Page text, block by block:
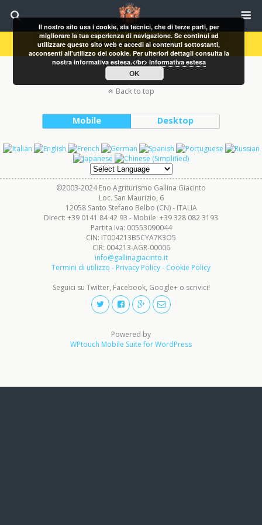
Categories ›Eventi
Back to top
Mobile Desktop
©2003-2024 Eno Agriturismo Gallina Giacinto
Loc. San Maurizio, 6
12058 Santo Stefano Belbo (CN) - ITALIA
Direct: +39 0141 84 42 93 - Mobile: +39 328 082 3193
Partita Iva: 00553090044
CIN: IT004213B5CYA7K3O5
CIR: 004213-AGR-00006
info@gallinagiacinto.it
Termini di utilizzo - Privacy Policy - Cookie Policy
Seguici su Twitter, Facebook, Google+ o scrivici!
Powered by
WPtouch Mobile Suite for WordPress
Il nostro sito usa i cookie, sia tecnici, che di terze parti, per
migliorare la tua esperienza di navigazione. Se continui ad
utilizzare questo sito web e accedi ai contenuti sottostanti,
acconsenti all'utilizzo dei cookie. Per ulteriori dettagli consulta la
nostra informativa estesa.</br> Informativa estesa
OK